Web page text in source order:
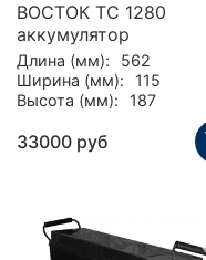
ВОСТОК TC 1280
аккумулятор
Длина (мм):
562
Ширина (мм):
115
Высота (мм):
187
33000 руб